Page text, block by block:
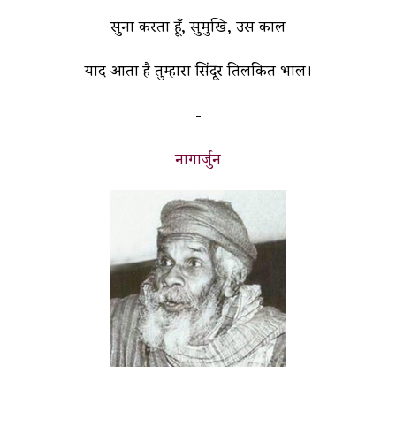
सुना करता हूँ, सुमुखि, उस काल
याद आता है तुम्हारा सिंदूर तिलकित भाल।
-
नागार्जुन